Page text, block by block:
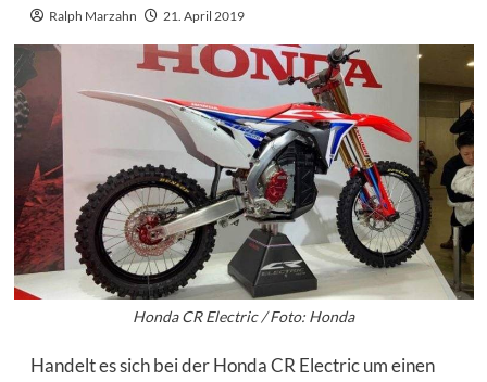
Ralph Marzahn 21. April 2019
Honda CR Electric / Foto: Honda
Handelt es sich bei der Honda CR Electric um einen